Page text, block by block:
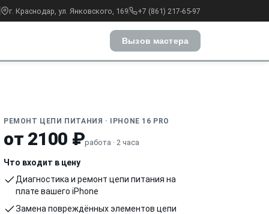
г. Краснодар, ул. Янковского, 169 +7 (861) 217-65-97
Вызов мастера
РЕМОНТ ЦЕПИ ПИТАНИЯ · IPHONE 16 PRO
от 2100 ₽работа · 2 часа
Что входит в цену
Диагностика и ремонт цепи питания на
плате вашего iPhone
Замена повреждённых элементов цепи